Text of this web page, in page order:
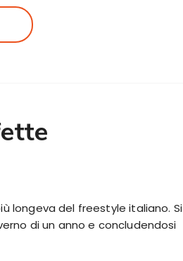
longeva del freestyle italiano. Si
di un anno e concludendosi